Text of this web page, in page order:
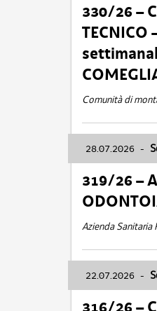
330/26 –
TECNICO
Comunità di
28.07.2026 -
319/26 –
Azienda Sanitaria
22.07.2026 -